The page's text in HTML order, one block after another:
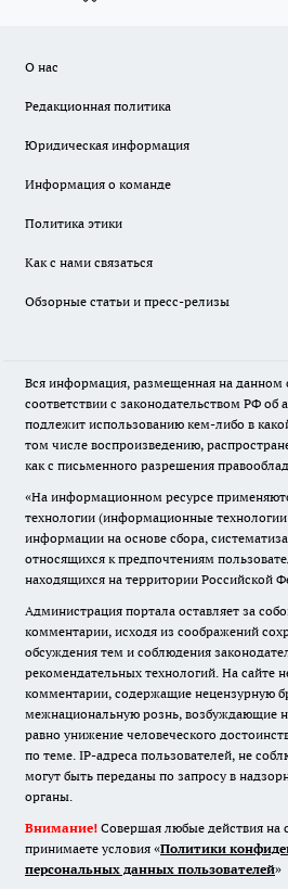
О нас
Редакционная политика
Юридическая информация
Информация о команде
Политика этики
Как с нами связаться
Обзорные статьи и пресс-релизы
Вся информация, размещенная на данном
соответствии с законодательством РФ об
подлежит использованию кем-либо в
том числе воспроизведению,
как с письменного разрешения
«На информационном ресурсе
технологии (информационные
информации на основе сбора,
относящихся к предпочтениям
находящихся на территории Российской
Администрация портала оставляет за
комментарии, исходя из соображений
обсуждения тем и соблюдения
рекомендательных технологий. На сайте
комментарии, содержащие нецензурную
межнациональную рознь, возбуждающие
равно унижение человеческого
по теме. IP-адреса пользователей, не
могут быть переданы по запросу в
органы.
Внимание! Совершая любые действия на
принимаете условия «Политики
персональных данных пользователей»